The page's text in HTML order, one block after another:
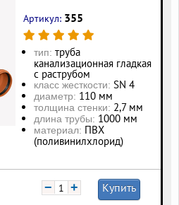
Артикул: 355
тип: труба
канализационная гладкая
с раструбом
класс жесткости: SN 4
диаметр: 110 мм
толщина стенки: 2,7 мм
длина трубы: 1000 мм
материал: ПВХ
(поливинилхлорид)
− + Купить